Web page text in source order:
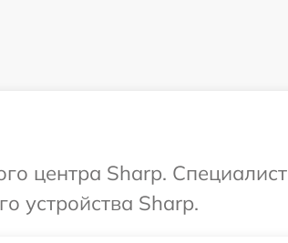
центра Sharp. Специалист
устройства Sharp.